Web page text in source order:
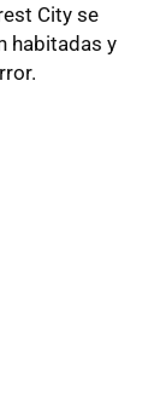
City se
habitadas y